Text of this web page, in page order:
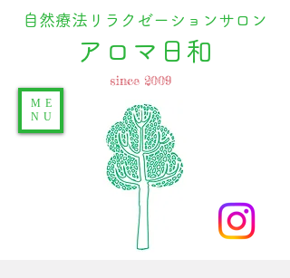
自然療法リラクゼーションサロン
​アロマ日和
ME
NU
since 2009